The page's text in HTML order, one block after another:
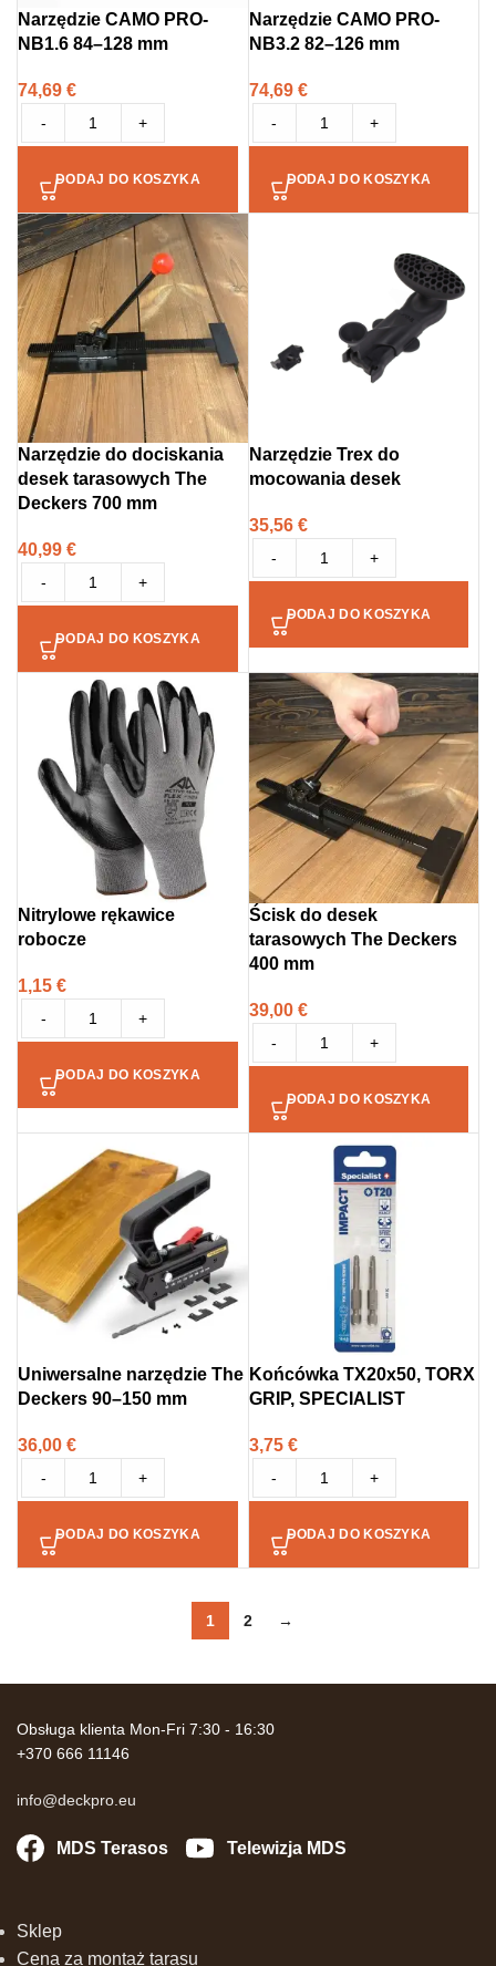
Narzędzie CAMO PRO-
NB1.6 84–128 mm
74,69 €
- +
DODAJ DO KOSZYKA
Narzędzie CAMO PRO-
NB3.2 82–126 mm
74,69 €
- +
DODAJ DO KOSZYKA
Narzędzie do dociskania
desek tarasowych The
Deckers 700 mm
40,99 €
- +
DODAJ DO KOSZYKA
Narzędzie Trex do
mocowania desek
35,56 €
- +
DODAJ DO KOSZYKA
Nitrylowe rękawice
robocze
1,15 €
- +
DODAJ DO KOSZYKA
Ścisk do desek
tarasowych The Deckers
400 mm
39,00 €
- +
DODAJ DO KOSZYKA
Uniwersalne narzędzie The
Deckers 90–150 mm
36,00 €
- +
DODAJ DO KOSZYKA
Końcówka TX20x50, TORX
GRIP, SPECIALIST
3,75 €
- +
DODAJ DO KOSZYKA
1 2 →
Obsługa klienta Mon-Fri 7:30 - 16:30
+370 666 11146
info@deckpro.eu
MDS Terasos Telewizja MDS
Sklep
Cena za montaż tarasu